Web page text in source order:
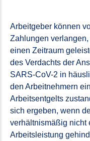
Arbeitgeber können
Zahlungen
einen Zeitraum
des Verdachts der
SARS-CoV-2 in
den Arbeitnehmern
Arbeitsentgelts
sich ergeben, wenn
verhältnismäßig nicht
Arbeitsleistung